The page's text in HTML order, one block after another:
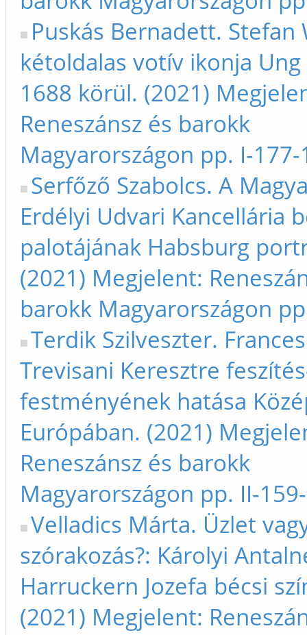
Puskás Bernadett. Stefan
kétoldalas votív ikonja
1688 körül. (2021)
Reneszánsz és barokk
Magyarországon pp. I-177-
Serfőző Szabolcs. A
Erdélyi Udvari Kancellária
palotájának Habsburg
(2021) Megjelent:
barokk Magyarországon
Terdik Szilveszter.
Trevisani Keresztre
festményének hatása
Európában. (2021)
Reneszánsz és barokk
Magyarországon pp. II-
Velladics Márta. Üzlet
szórakozás?: Károlyi
Harruckern Jozefa bécsi
(2021) Megjelent: